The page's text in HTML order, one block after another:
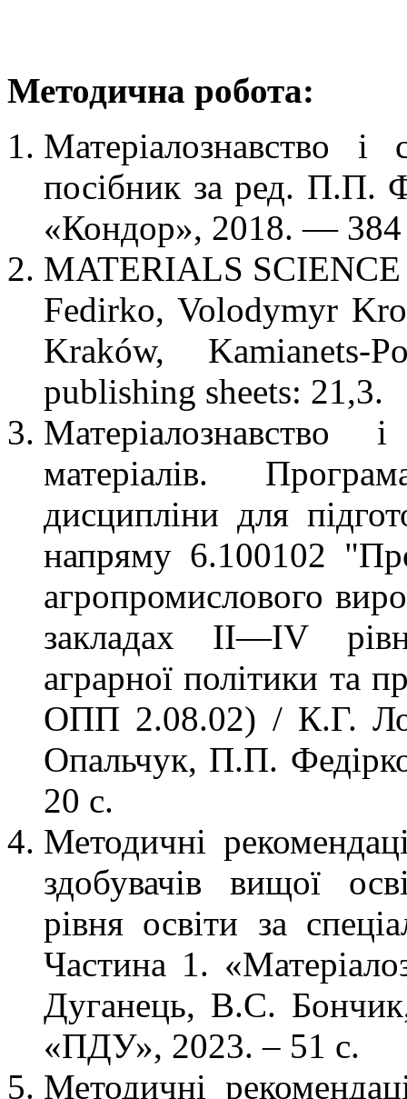
Методична робота:
Матеріалознавство
посібник за ред. П.П.
«Кондор», 2018. — 384
MATERIALS
Fedirko, Volodymyr
Kraków,
рublishing sheets: 21,3.
Матеріалознавство
матеріалів.
дисципліни для
напряму 6.100102
агропромислового
закладах II—IV
аграрної політики та
ОПП 2.08.02) / К.Г.
Опальчук, П.П.
20 с.
Методичні
здобувачів вищої
рівня освіти за
Частина 1.
Дуганець, В.С.
«ПДУ», 2023. – 51 с.
Методичні